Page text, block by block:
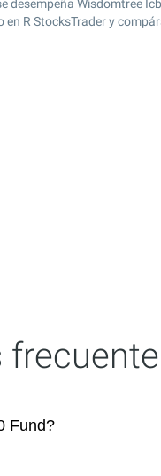
Wisdomtree
R StocksTrader y
Fund?